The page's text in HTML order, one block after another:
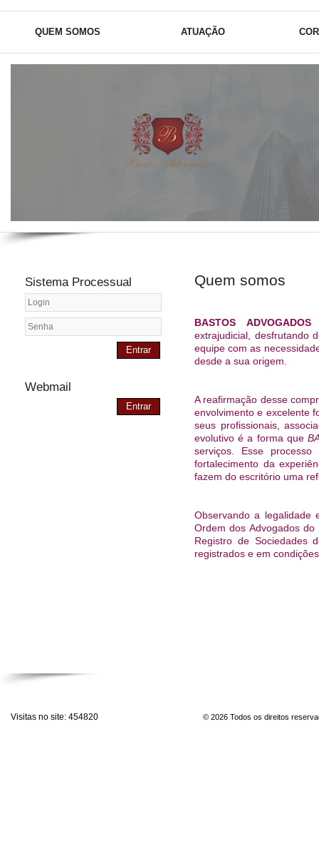
QUEM SOMOS ATUAÇÃO
14 anos de tradição na
Trabalhista
Sistema Processual
Entrar
Webmail
Entrar
Quem somos
BASTOS
extrajudicial, desfrutando
equipe com as
desde a sua origem.
A reafirmação desse
envolvimento e excelente
seus profissionais,
evolutivo é a forma que
serviços. Esse
fortalecimento da
fazem do escritório uma
Observando a legalidade
Ordem dos Advogados
Registro de Sociedades
registrados e em
Visitas no site: 454820 © 2026 Todos os direitos